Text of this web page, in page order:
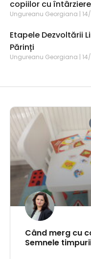
copiilor cu
Ungureanu Georgiana
Etapele Dezvoltării
Părinți
Ungureanu Georgiana
Când merg cu
Semnele